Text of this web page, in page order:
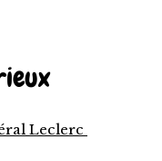
Leclerc